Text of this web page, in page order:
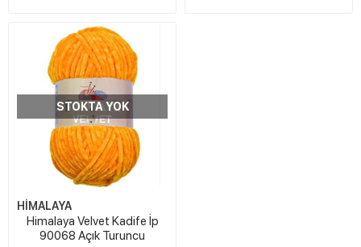
STOKTA YOK
HİMALAYA
Himalaya Velvet Kadife İp
90068 Açık Turuncu